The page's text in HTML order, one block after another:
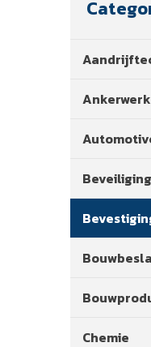
Ankerwerk
Beveiliging
Chemie